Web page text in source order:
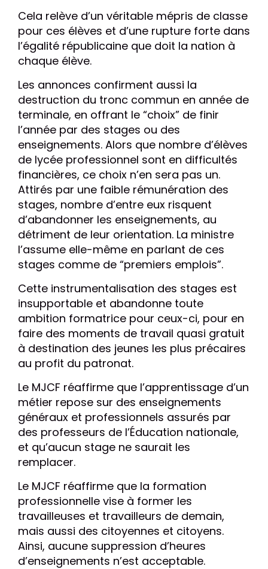
Cela relève d’un véritable mépris de classe
pour ces élèves et d’une rupture forte dans
l’égalité républicaine que doit la nation à
chaque élève.
Les annonces confirment aussi la
destruction du tronc commun en année de
terminale, en offrant le “choix” de finir
l’année par des stages ou des
enseignements. Alors que nombre d’élèves
de lycée professionnel sont en difficultés
financières, ce choix n’en sera pas un.
Attirés par une faible rémunération des
stages, nombre d’entre eux risquent
d’abandonner les enseignements, au
détriment de leur orientation. La ministre
l’assume elle-même en parlant de ces
stages comme de “premiers emplois”.
Cette instrumentalisation des stages est
insupportable et abandonne toute
ambition formatrice pour ceux-ci, pour en
faire des moments de travail quasi gratuit
à destination des jeunes les plus précaires
au profit du patronat.
Le MJCF réaffirme que l’apprentissage d’un
métier repose sur des enseignements
généraux et professionnels assurés par
des professeurs de l’Éducation nationale,
et qu’aucun stage ne saurait les
remplacer.
Le MJCF réaffirme que la formation
professionnelle vise à former les
travailleuses et travailleurs de demain,
mais aussi des citoyennes et citoyens.
Ainsi, aucune suppression d’heures
d’enseignements n’est acceptable.